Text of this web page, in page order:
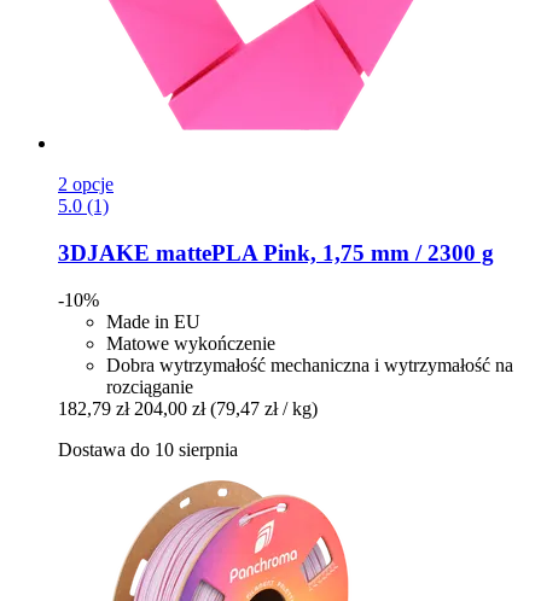
2 opcje
5.0 (1)
3DJAKE mattePLA Pink, 1,75 mm / 2300 g
-10%
Made in EU
Matowe wykończenie
Dobra wytrzymałość mechaniczna i wytrzymałość na
rozciąganie
182,79 zł 204,00 zł (79,47 zł / kg)
Dostawa do 10 sierpnia